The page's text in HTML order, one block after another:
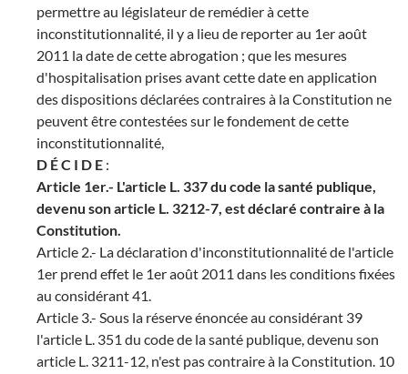
permettre au législateur de remédier à cette
inconstitutionnalité, il y a lieu de reporter au 1er août
2011 la date de cette abrogation ; que les mesures
d'hospitalisation prises avant cette date en application
des dispositions déclarées contraires à la Constitution ne
peuvent être contestées sur le fondement de cette
inconstitutionnalité,
D É C I D E :
Article 1er.- L'article L. 337 du code la santé publique,
devenu son article L. 3212-7, est déclaré contraire à la
Constitution.
Article 2.- La déclaration d'inconstitutionnalité de l'article
1er prend effet le 1er août 2011 dans les conditions fixées
au considérant 41.
Article 3.- Sous la réserve énoncée au considérant 39
l'article L. 351 du code de la santé publique, devenu son
article L. 3211-12, n'est pas contraire à la Constitution. 10